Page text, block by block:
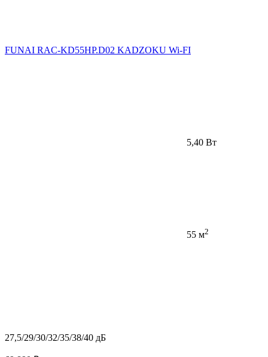
FUNAI RAC-KD55HP.D02 KADZOKU Wi-FI
5,40 Вт
55 м2
27,5/29/30/32/35/38/40 дБ